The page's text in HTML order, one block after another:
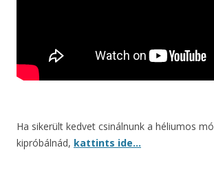
Ha sikerült kedvet csinálnunk a héliumos
kipróbálnád, kattints ide…